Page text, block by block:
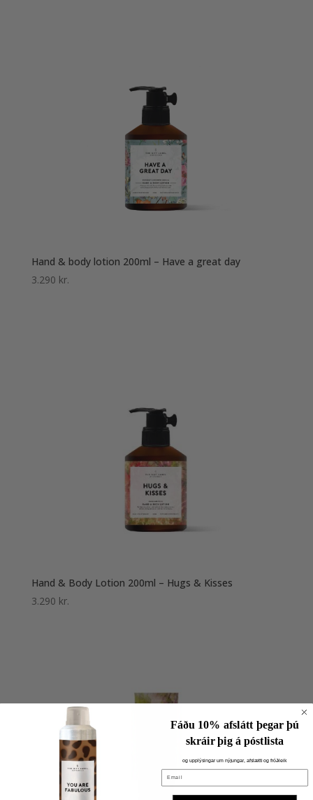
Hand & body lotion 200ml – Have a great day
3.290 kr.
Hand & Body Lotion 200ml – Hugs & Kisses
3.290 kr.
Fáðu 10% afslátt þegar þú
skráir þig á póstlista
og upplýsingar um nýjungar, afslætti og fróðleik
Email